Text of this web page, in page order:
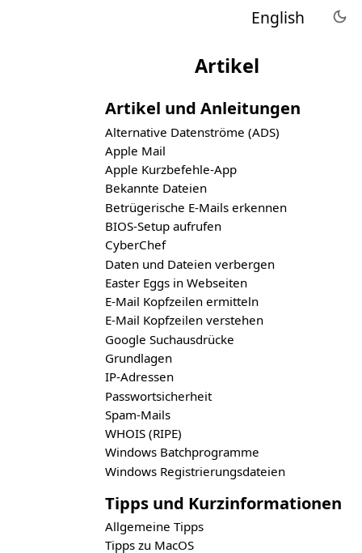
English
Artikel
Artikel und Anleitungen
Alternative Datenströme (ADS)
Apple Mail
Apple Kurzbefehle-App
Bekannte Dateien
Betrügerische E-Mails erkennen
BIOS-Setup aufrufen
CyberChef
Daten und Dateien verbergen
Easter Eggs in Webseiten
E-Mail Kopfzeilen ermitteln
E-Mail Kopfzeilen verstehen
Google Suchausdrücke
Grundlagen
IP-Adressen
Passwortsicherheit
Spam-Mails
WHOIS (RIPE)
Windows Batchprogramme
Windows Registrierungsdateien
Tipps und Kurzinformationen
Allgemeine Tipps
Tipps zu MacOS